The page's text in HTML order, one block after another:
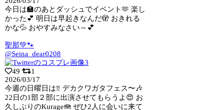
今日は🏫のあとダッシュでイベント🫶 楽し
かった💕 明日は早起きなんだ🫣 おきれる
かな💦 おやすみなさい～💕
聖那💚🐾
@Seina_dear0208
49
1
2026/03/17
今週の日曜日は‼️ デカクワガタフェス〜🎶
22日の1部２部に出演させてもらうよ 😍 お
久しぶりのKurage🪼 ぜひ2人に会いに来て